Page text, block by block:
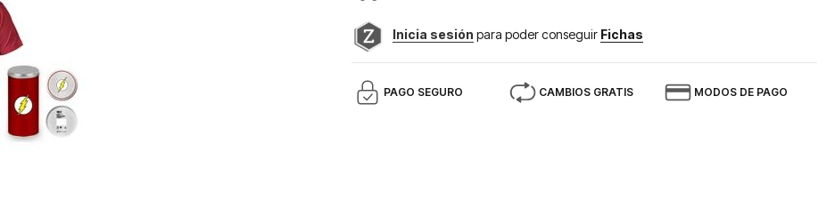
Inicia sesión para poder conseguir Fichas
PAGO SEGURO CAMBIOS GRATIS MODOS DE PAGO